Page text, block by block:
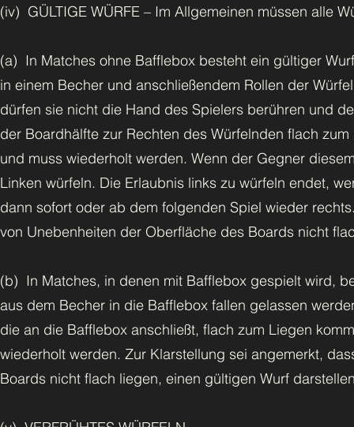
(iv) GÜLTIGE WÜRFE – Im Allgemeinen müssen alle
(a) In Matches ohne Bafflebox besteht ein gültiger
in einem Becher und anschließendem Rollen der
dürfen sie nicht die Hand des Spielers berühren und
der Boardhälfte zur Rechten des Würfelnden flach
und muss wiederholt werden. Wenn der Gegner
Linken würfeln. Die Erlaubnis links zu würfeln endet,
dann sofort oder ab dem folgenden Spiel wieder
von Unebenheiten der Oberfläche des Boards nicht
(b) In Matches, in denen mit Bafflebox gespielt wird,
aus dem Becher in die Bafflebox fallen gelassen
die an die Bafflebox anschließt, flach zum Liegen
wiederholt werden. Zur Klarstellung sei angemerkt,
Boards nicht flach liegen, einen gültigen Wurf